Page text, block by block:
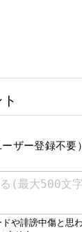
ザー登録不要）